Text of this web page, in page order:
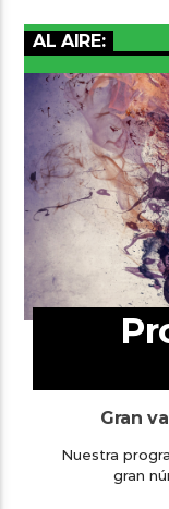
AL AIRE:
Gran
Nuestra
gran